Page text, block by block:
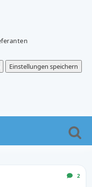
Einstellungen speichern
2